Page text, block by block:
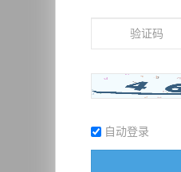
自动登录